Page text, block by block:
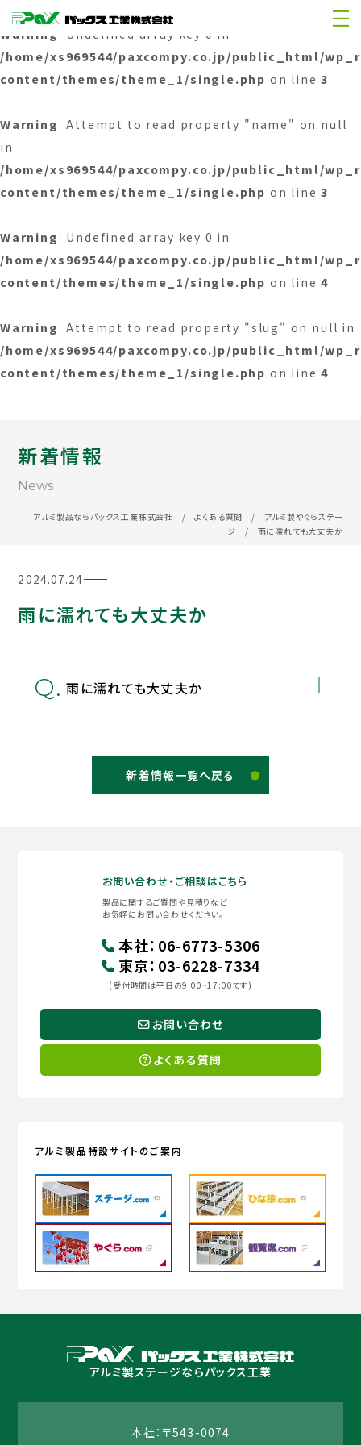
Warning : Undefined array key 0 in
/home/xs969544/paxcompy.co.jp/public_html/
content/themes/theme_1/single.php on line3
Warning : Attempt to read property "name" on null
in
/home/xs969544/paxcompy.co.jp/public_html/
content/themes/theme_1/single.php on line3
Warning : Undefined array key 0 in
/home/xs969544/paxcompy.co.jp/public_html/
content/themes/theme_1/single.php on line4
Warning : Attempt to read property "slug" on null in
/home/xs969544/paxcompy.co.jp/public_html/
content/themes/theme_1/single.php on line4
新着情報
News
アルミ製品ならパックス工業株式会社 /よくある質問 / アルミ製やぐらステー
ジ / 雨に濡れても大丈夫か
2024.07.24
雨に濡れても大丈夫か
雨に濡れても大丈夫か
新着情報一覧へ戻る
お問い合わせ・ご相談はこちら
製品に関するご質問や見積りなど
お気軽にお問い合わせください。
本社： 06-6773-5306
東京： 03-6228-7334
(受付時間は平日の9:00~17:00です)
お問い合わせ
よくある質問
アルミ製品特設サイトのご案内
アルミ製ステージならパックス工業
本社：〒543-0074